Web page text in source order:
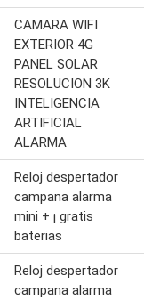
CAMARA WIFI
EXTERIOR 4G
PANEL SOLAR
RESOLUCION 3K
INTELIGENCIA
ARTIFICIAL
ALARMA
Reloj despertador
campana alarma
mini + ¡ gratis
baterias
Reloj despertador
campana alarma